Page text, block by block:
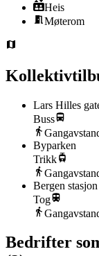
Heis
Møterom
Lars Hilles
Buss
Byparken
Trikk
Bergen stasjon
Tog
Bedrifter